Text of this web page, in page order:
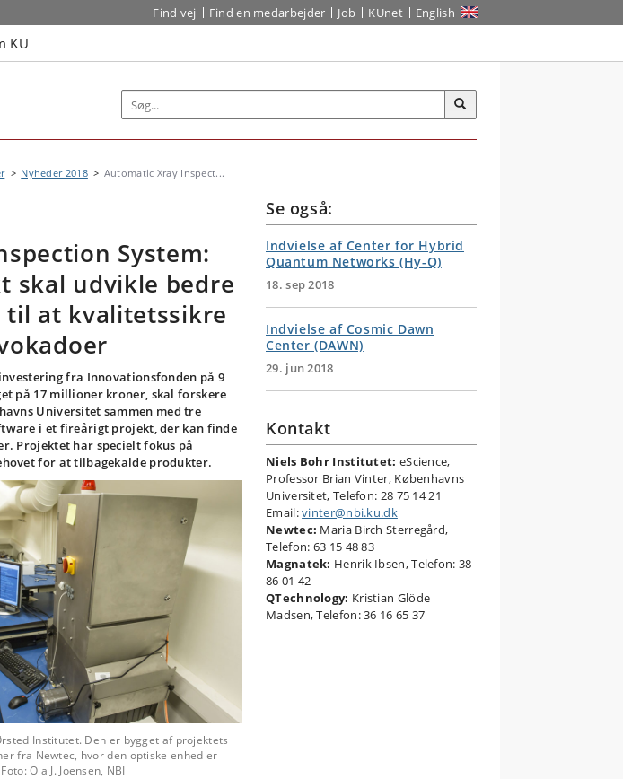
Find vej Find en medarbejder Job KUnet English
KU
Nyheder 2018 Automatic Xray Inspect...
System:
skal udvikle bedre
til at kvalitetssikre
fra Innovationsfonden på 9
på 17 millioner kroner, skal forskere
Universitet sammen med tre
i et fireårigt projekt, der kan finde
Projektet har specielt fokus på
for at tilbagekalde produkter.
Institutet. Den er bygget af projektets
fra Newtec, hvor den optiske enhed er
Ola J. Joensen, NBI
Se også:
Indvielse af Center for Hybrid
Quantum Networks (Hy-Q)
18. sep 2018
Indvielse af Cosmic Dawn
Center (DAWN)
29. jun 2018
Kontakt
Niels Bohr Institutet: eScience,
Professor Brian Vinter, Københavns
Universitet, Telefon: 28 75 14 21
Email:vinter@nbi.ku.dk
Newtec: Maria Birch Sterregård,
Telefon: 63 15 48 83
Magnatek: Henrik Ibsen, Telefon: 38
86 01 42
QTechnology: Kristian Glöde
Madsen, Telefon: 36 16 65 37